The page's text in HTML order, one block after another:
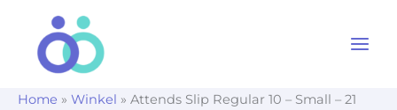
Home » Winkel » Attends Slip Regular 10 – Small – 21